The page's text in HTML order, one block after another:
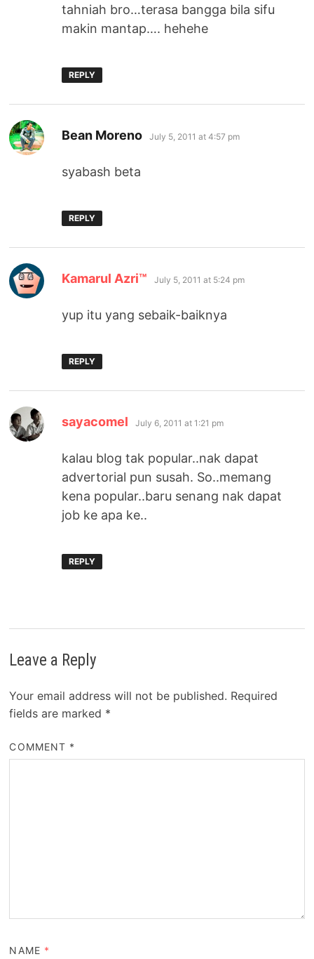
tahniah bro…terasa bangga bila sifu
makin mantap…. hehehe
REPLY
Bean Moreno says:
July 5, 2011 at 4:57 pm
syabash beta
REPLY
Kamarul Azri™ says:
July 5, 2011 at 5:24 pm
yup itu yang sebaik-baiknya
REPLY
sayacomel says:
July 6, 2011 at 1:21 pm
kalau blog tak popular..nak dapat
advertorial pun susah. So..memang
kena popular..baru senang nak dapat
job ke apa ke..
REPLY
Leave a Reply
Your email address will not be published. Required
fields are marked *
COMMENT *
NAME *